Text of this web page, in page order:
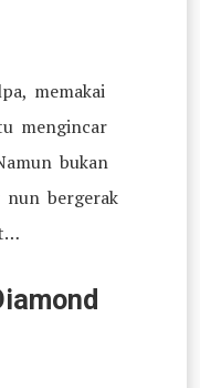
memakai
mengincar
bukan
nun bergerak